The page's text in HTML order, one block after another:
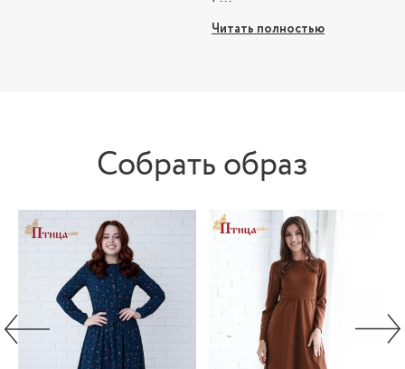
Читать полностью
Собрать образ